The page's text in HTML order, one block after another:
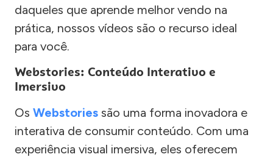
daqueles que aprende melhor vendo na
prática, nossos vídeos são o recurso ideal
para você.
Webstories: Conteúdo Interativo e
Imersivo
Os Webstories são uma forma inovadora e
interativa de consumir conteúdo. Com uma
experiência visual imersiva, eles oferecem